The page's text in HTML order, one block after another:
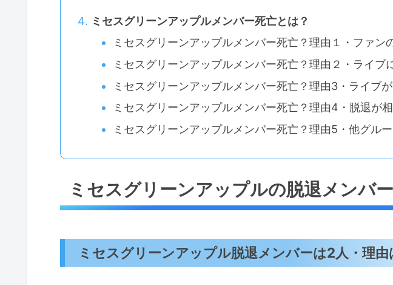
ミセスグリーンアップルメンバー死亡とは？
ミセスグリーンアップルメンバー死亡？理由１・ファン
ミセスグリーンアップルメンバー死亡？理由２・ライブ
ミセスグリーンアップルメンバー死亡？理由3・ライブ
ミセスグリーンアップルメンバー死亡？理由4・脱退が
ミセスグリーンアップルメンバー死亡？理由5・他グル
ミセスグリーンアップルの脱退メンバ
ミセスグリーンアップル脱退メンバーは2人・理由